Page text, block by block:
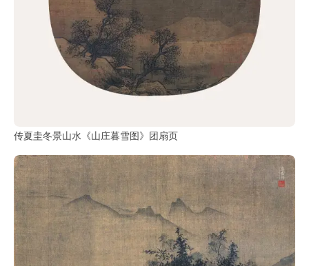
传夏圭冬景山水《山庄暮雪图》团扇页